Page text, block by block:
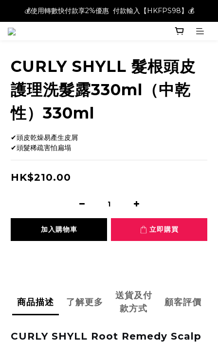
💰使用轉數快付款享2%優惠  付款輸入【HKFPS98】💰
💰使用轉數快付款享2%優惠  付款輸入【HKFPS98】💰
新註冊會員即享$20購物金｜全店滿$400本地免運費📦!
CURLY SHYLL 髮根頭皮
護理洗髮露330ml（中乾
性）330ml
✔頭皮乾燥易產生皮屑
✔頭髮稀疏害怕扁塌
HK$210.00
加入購物車 立即購買
商品描述 了解更多
送貨及付
款方式
顧客評價
CURLY SHYLL Root Remedy Scalp